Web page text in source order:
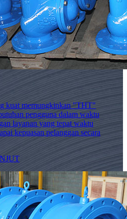
kuat memungkinkan "THT"
pengguna dalam waktu
layanan yang tepat waktu
kepuasan pelanggan secara